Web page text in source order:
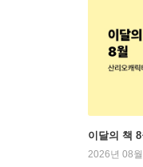
이달의 책
2026년 08